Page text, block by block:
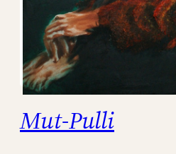
Mut-Pulli